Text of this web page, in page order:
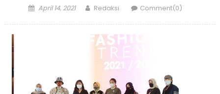
Posted
April 14, 2021 Author
Redaksi Comment(0)